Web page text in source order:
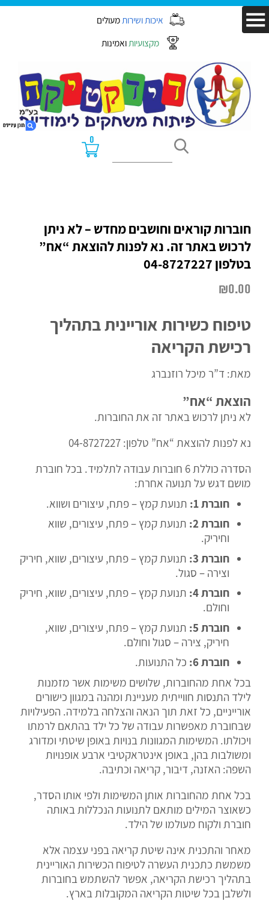
איכות ושירות מעולים
מקצועיותואמינות
0
חוברות קוראים וחושבים מחדש – לא ניתן
לרכוש באתר זה. נא לפנות להוצאת “אח”
בטלפון 04-8727227
₪0.00
טיפוח כשירות אוריינית בתהליך
רכישת הקריאה
מאת: ד”ר מיכל רוזנברג
הוצאת “אח”
לא ניתן לרכוש באתר זה את החוברות.
נא לפנות להוצאת “אח” טלפון:04-8727227
הסדרה כוללת 6 חוברות עבודה לתלמיד. בכל חוברת
מושם דגש על תנועה אחרת:
חוברת 1:
תנועת קמץ – פתח, עיצורים ושווא.
חוברת 2:
תנועת קמץ – פתח, עיצורים, שווא
וחיריק.
חוברת 3:
תנועת קמץ – פתח, עיצורים, שווא, חיריק
וצירה – סגול.
חוברת 4:
תנועת קמץ – פתח, עיצורים, שווא, חיריק
וחולם.
חוברת 5:
תנועת קמץ – פתח, עיצורים, שווא,
חיריק, צירה – סגול וחולם.
חוברת 6:
כל התנועות.
בכל אחת מהחוברות, שלושים משימות אשר מזמנות
לילד התנסות חווייתית מעניינת ומהנה במגוון כישורים
אורייניים, כל זאת תוך הנאה והצלחה בלמידה. הפעילויות
שבחוברת מאפשרות עבודה של כל ילד בהתאם לרמתו
ויכולתו. המשימות המגוונות בנויות באופן שיטתי ומדורג
ומשולבות בהן, באופן אינטראקטיבי ארבע אופנויות
השפה: האזנה, דיבור, קריאה וכתיבה.
בכל אחת מהחוברות אותן המשימות ולפי אותו הסדר,
כשאוצר המילים מותאם לתנועות הנכללות באותה
חוברת ולקוח מעולמו של הילד.
מאחר והתכנית אינה שיטת קריאה בפני עצמה אלא
משמשת כתכנית העשרה לטיפוח הכשירות האוריינית
בתהליך רכישת הקריאה, אפשר להשתמש בחוברות
ולשלבן בכל שיטות הקריאה המקובלות בארץ.